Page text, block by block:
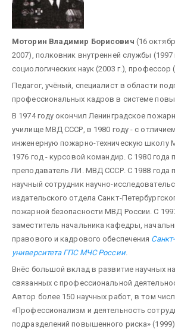
Моторин Владимир Борисович (16
2007), полковник внутренней службы (1997
социологических наук (2003 г.), профессор
Педагог, учёный, специалист в области
профессиональных кадров в системе
В 1974 году окончил Ленинградское
училище МВД СССР, в 1980 году - с
инженерную пожарно-техническую школу
1976 год - курсовой командир. С 1980 года
преподаватель ЛИ. МВД СССР. С 1988 года
научный сотрудник научно-
издательского отдела Санкт-
пожарной безопасности МВД России. С
заместитель начальника кафедры,
правового и кадрового обеспечения
университета ГПС МЧС России.
Внёс большой вклад в развитие научных
связанных с профессиональной
Автор более 150 научных работ, в том
«Профессионализм и деятельность
подразделений повышенного риска»